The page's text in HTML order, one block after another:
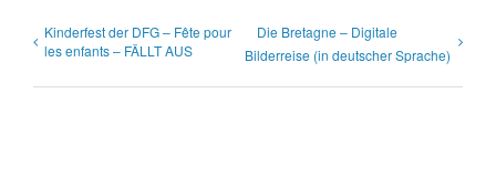
Kinderfest der DFG – Fête pour
les enfants – FÄLLT AUS
Die Bretagne – Digitale
Bilderreise (in deutscher Sprache)